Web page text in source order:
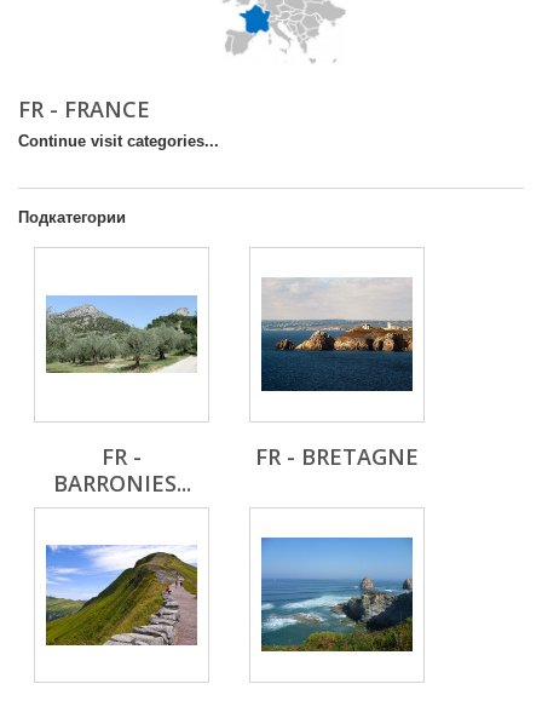
FR - FRANCE
Continue visit categories...
Подкатегории
FR -
BARRONIES...
FR - BRETAGNE